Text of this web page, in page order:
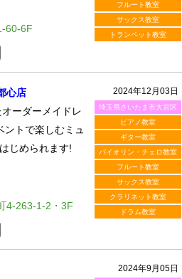
フルート教室
サックス教室
トランペット教室
60-6F
2024年12月03日
埼玉県さいたま市大宮区
ピアノ教室
ギター教室
バイオリン・チェロ教室
フルート教室
サックス教室
クラリネット教室
ドラム教室
心店
ーダーメイドレ
ントで楽しむミュ
じめられます!
4-263-1-2・3F
2024年9月05日